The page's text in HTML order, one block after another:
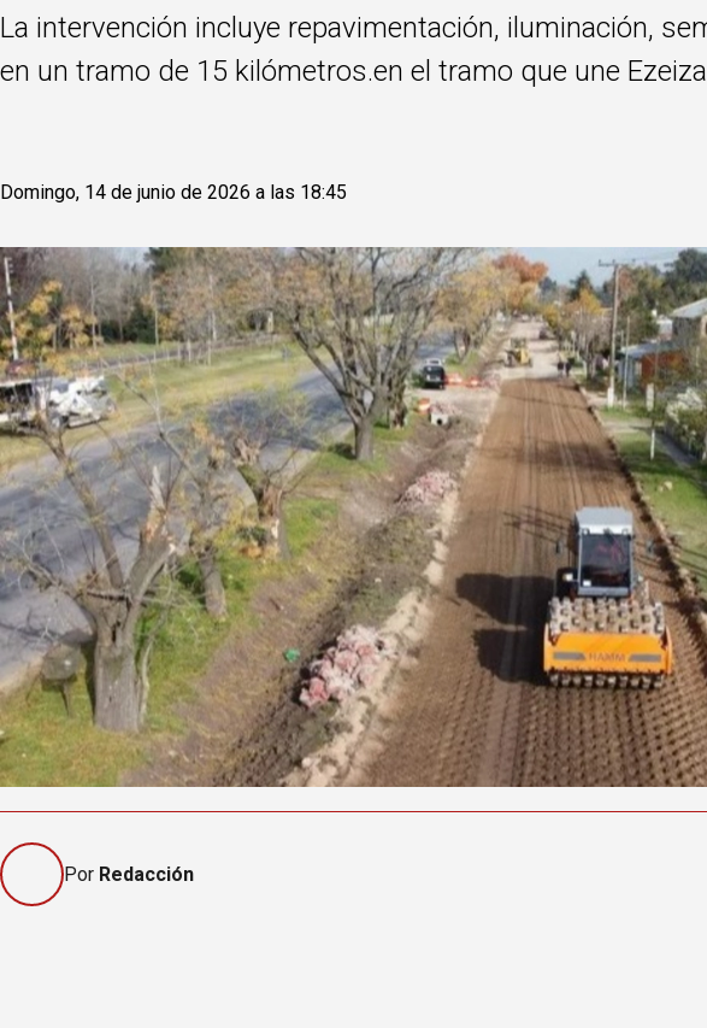
La intervención incluye repavimentación, iluminación,
en un tramo de 15 kilómetros.en el tramo que une
Domingo, 14 de junio de 2026 a las 18:45
Por Redacción